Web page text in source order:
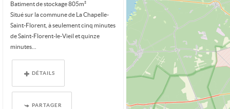
Batiment de stockage 805m²
Situé sur la commune de La Chapelle-
Saint-Florent, à seulement cinq minutes
de Saint-Florent-le-Vieil et quinze
minutes...
DÉTAILS
PARTAGER